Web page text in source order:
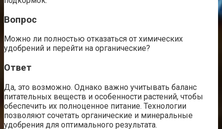
Вопрос
Можно ли полностью отказаться от химических
удобрений и перейти на органические?
Ответ
Да, это возможно. Однако важно учитывать баланс
питательных веществ и особенности растений, чтобы
обеспечить их полноценное питание. Технологии
позволяют сочетать органические и минеральные
удобрения для оптимального результата.